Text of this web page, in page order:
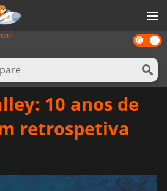
Dark
mode
10 anos de
retrospetiva